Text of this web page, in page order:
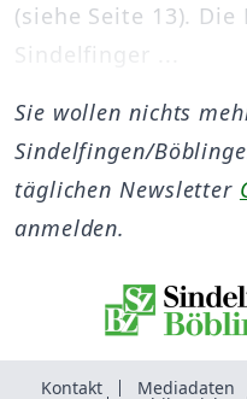
(siehe Seite 13).
Sindelfinger ...
Sie wollen nichts
Sindelfingen/
täglichen Newsletter
anmelden.
Kontakt Mediadaten